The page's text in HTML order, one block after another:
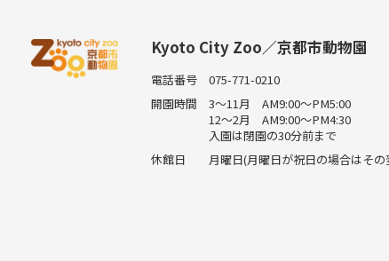
Kyoto City Zoo／京都市動物園
電話番号
075-771-0210
開園時間
3～11月 AM9:00～PM5:00
12～2月 AM9:00～PM4:30
入園は閉園の30分前まで
休館日
月曜日(月曜日が祝日の場合はそ